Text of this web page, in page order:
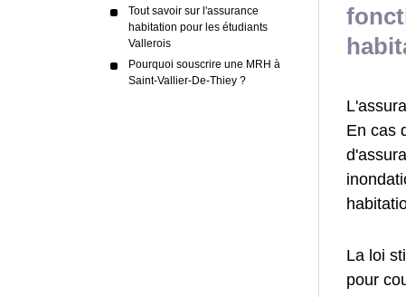
Tout savoir sur l'assurance
habitation pour les étudiants
Vallerois
Pourquoi souscrire une MRH à
Saint-Vallier-De-Thiey ?
En cas
La loi
pour